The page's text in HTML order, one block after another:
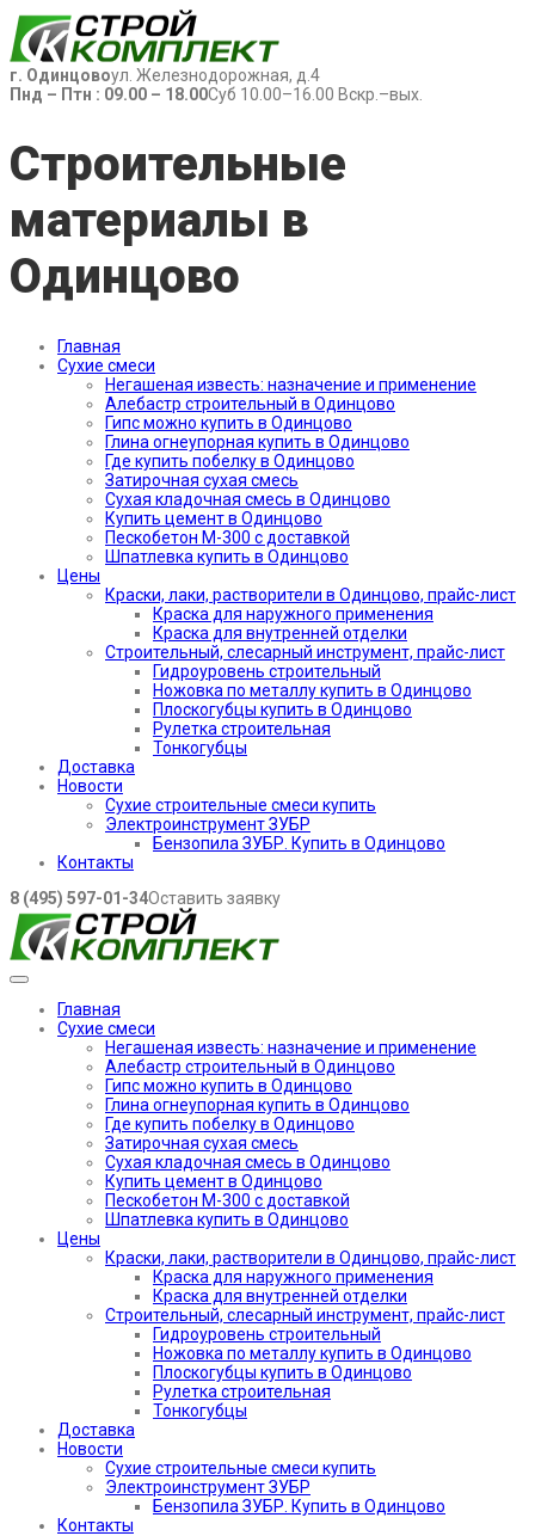
г. Одинцовоул. Железнодорожная, д.4
Пнд – Птн : 09.00 – 18.00Суб 10.00–16.00 Вскр.–вых.
Строительные
материалы в
Одинцово
Главная
Сухие смеси
Негашеная известь: назначение и применение
Алебастр строительный в Одинцово
Гипс можно купить в Одинцово
Глина огнеупорная купить в Одинцово
Где купить побелку в Одинцово
Затирочная сухая смесь
Сухая кладочная смесь в Одинцово
Купить цемент в Одинцово
Пескобетон М-300 с доставкой
Шпатлевка купить в Одинцово
Цены
Краски, лаки, растворители в Одинцово, прайс-лист
Краска для наружного применения
Краска для внутренней отделки
Строительный, слесарный инструмент, прайс-лист
Гидроуровень строительный
Ножовка по металлу купить в Одинцово
Плоскогубцы купить в Одинцово
Рулетка строительная
Тонкогубцы
Доставка
Новости
Сухие строительные смеси купить
Электроинструмент ЗУБР
Бензопила ЗУБР. Купить в Одинцово
Контакты
8 (495) 597-01-34Оставить заявку
Главная
Сухие смеси
Негашеная известь: назначение и применение
Алебастр строительный в Одинцово
Гипс можно купить в Одинцово
Глина огнеупорная купить в Одинцово
Где купить побелку в Одинцово
Затирочная сухая смесь
Сухая кладочная смесь в Одинцово
Купить цемент в Одинцово
Пескобетон М-300 с доставкой
Шпатлевка купить в Одинцово
Цены
Краски, лаки, растворители в Одинцово, прайс-лист
Краска для наружного применения
Краска для внутренней отделки
Строительный, слесарный инструмент, прайс-лист
Гидроуровень строительный
Ножовка по металлу купить в Одинцово
Плоскогубцы купить в Одинцово
Рулетка строительная
Тонкогубцы
Доставка
Новости
Сухие строительные смеси купить
Электроинструмент ЗУБР
Бензопила ЗУБР. Купить в Одинцово
Контакты